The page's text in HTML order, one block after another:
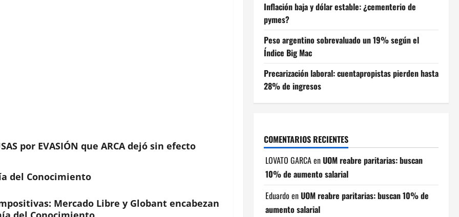
por EVASIÓN que ARCA dejó sin efecto
del Conocimiento
Mercado Libre y Globant encabezan
Inflación baja y dólar estable: ¿cementerio de
pymes?
Peso argentino sobrevaluado un 19% según el
Índice Big Mac
Precarización laboral: cuentapropistas pierden hasta
28% de ingresos
COMENTARIOS RECIENTES
LOVATO GARCAenUOM reabre paritarias: buscan
10% de aumento salarial
Eduardo enUOM reabre paritarias: buscan 10% de
aumento salarial